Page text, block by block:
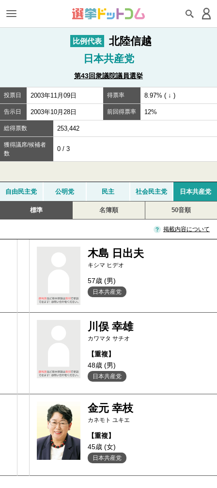
比例代表 北陸信越
日本共産党
第43回衆議院議員選挙
投票日 2003年11月09日 得票率 8.97% ( ↓ )
告示日 2003年10月28日 前回得票率 12%
総得票数 253,442
獲得議席/候補者
数
0 / 3
自由民主党 公明党 民主 社会民主党 日本共産党
標準 名簿順 50音順
掲載内容について
木島 日出夫
キシマ ヒデオ
57歳 (男)
日本共産党
川俣 幸雄
カワマタ サチオ
【重複】
48歳 (男)
日本共産党
金元 幸枝
カネモト ユキエ
【重複】
45歳 (女)
日本共産党